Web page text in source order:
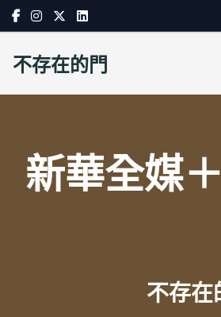
Skip
不存在的門
新華全媒
不存在